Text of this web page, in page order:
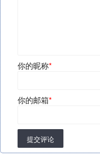
你的昵称*
你的邮箱*
提交评论